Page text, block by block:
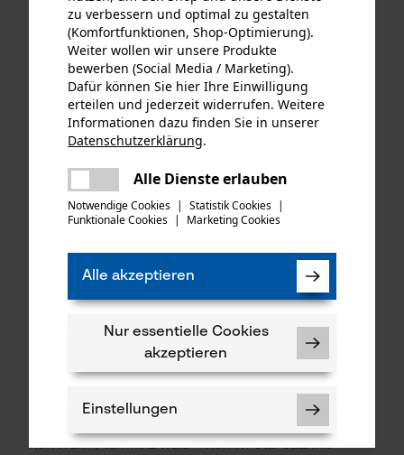
KOX Ersatz-Drehwirbel für
unsere Forstmaßbänder mit
Auslösehaken Typ B
€ 1,60 *
KOX Tri-Star Satz mit
Führungsschiene und 4
Halbmeißel Sägeketten 3/8",
€ 79,43 *
KOX Warn-/Tarnnetz Wald
KOX Tri-Star Satz mit
zu verbessern und optimal zu gestalten
(Komfortfunktionen, Shop-Optimierung).
Weiter wollen wir unsere Produkte
bewerben (Social Media / Marketing).
Dafür können Sie hier Ihre Einwilligung
erteilen und jederzeit widerrufen. Weitere
Informationen dazu finden Sie in unserer
Datenschutzerklärung.
Alle Dienste erlauben
Notwendige Cookies | Statistik Cookies |
Funktionale Cookies | Marketing Cookies
Alle akzeptieren
Nur essentielle Cookies
akzeptieren
Einstellungen
Es ist ein Fehler aufgetreten. Bitte
versuchen Sie es erneut.
mail